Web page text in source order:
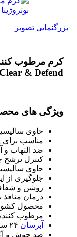
بزرگنمایی تصویر
کرم مرطوب
& Defend
ویژگی های
حاوی
مناسب
ضد التهاب و
کنترل
حاوی
جلوگیری از
روشن و
درمان منافذ
محصول
مرطوب
آبرسان
ضد جوش و